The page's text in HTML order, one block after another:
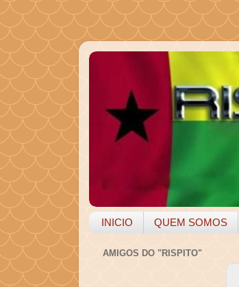
INICIO QUEM SOMOS
AMIGOS DO "RISPITO"